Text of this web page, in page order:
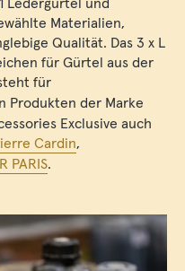
Materialien,
Qualität. Das 3 x L
für Gürtel aus der
für
Produkten der Marke
Exclusive auch
Cardin,
PARIS.